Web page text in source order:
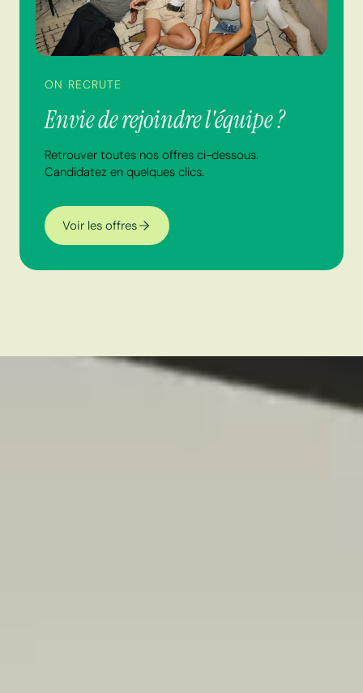
ON RECRUTE
Envie de rejoindre l'équipe ?
Retrouver toutes nos offres ci-dessous.
Candidatez en quelques clics.
Voir les offres